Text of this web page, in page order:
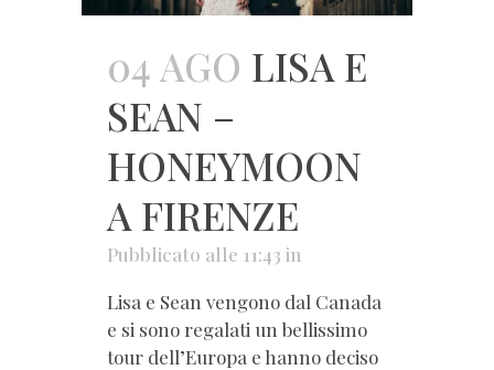
04 AGO LISA E
SEAN –
HONEYMOON
A FIRENZE
Pubblicato alle 11:43 in
Lisa e Sean vengono dal Canada
e si sono regalati un bellissimo
tour dell’Europa e hanno deciso